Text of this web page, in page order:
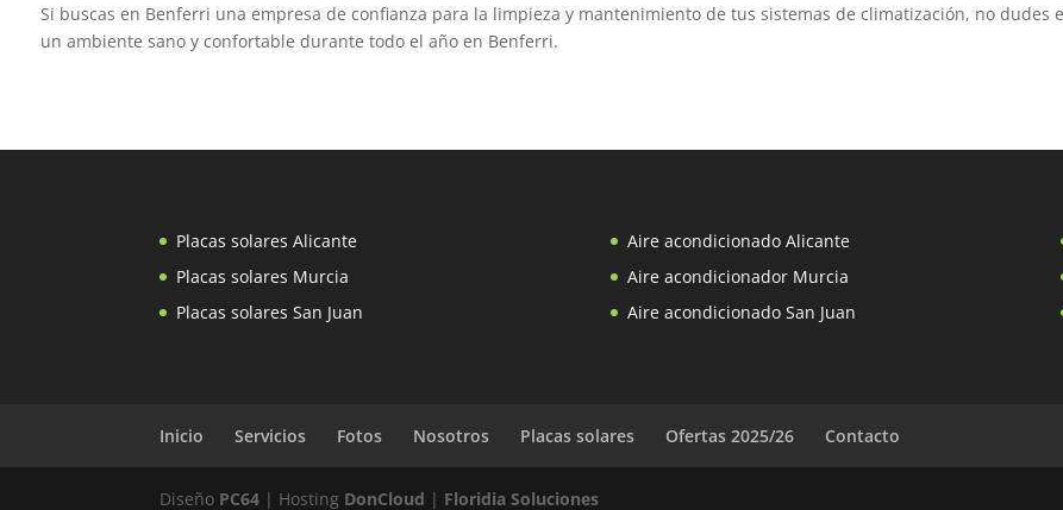
Si buscas en Benferri una empresa de confianza para la limpieza y mantenimiento de tus sistemas de climatización, no dudes
un ambiente sano y confortable durante todo el año en Benferri.
Placas solares Alicante
Placas solares Murcia
Placas solares San Juan
Aire acondicionado Alicante
Aire acondicionador Murcia
Aire acondicionado San Juan
Inicio Servicios Fotos Nosotros Placas solares Ofertas 2025/26 Contacto
Diseño PC64 | Hosting DonCloud | Floridia Soluciones